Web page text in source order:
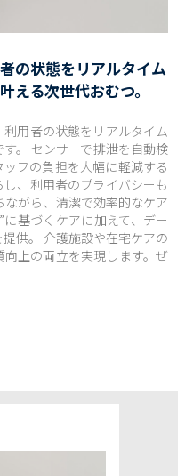
の状態をリアルタイム
える次世代おむつ。
用者の状態をリアルタイム
。 センサーで排泄を自動検
フの負担を大幅に軽減する
、利用者のプライバシーも
がら、清潔で効率的なケア
基づくケアに加えて、デー
供。 介護施設や在宅ケアの
上の両立を実現します。ぜ